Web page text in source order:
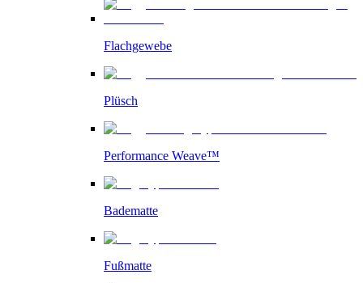
Flachgewebe
Plüsch
Performance Weave™
Badematte
Fußmatte